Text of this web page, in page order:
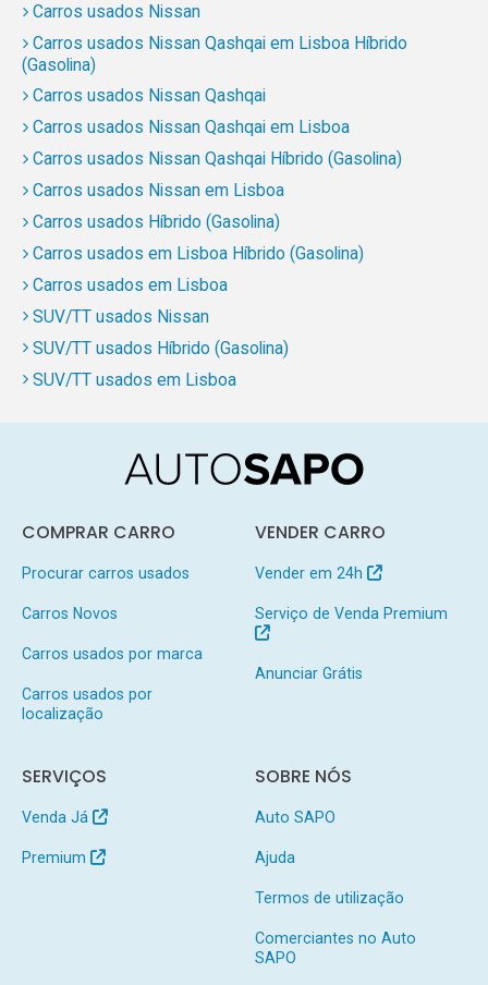
Carros usados Nissan
Carros usados Nissan Qashqai em Lisboa Híbrido
(Gasolina)
Carros usados Nissan Qashqai
Carros usados Nissan Qashqai em Lisboa
Carros usados Nissan Qashqai Híbrido (Gasolina)
Carros usados Nissan em Lisboa
Carros usados Híbrido (Gasolina)
Carros usados em Lisboa Híbrido (Gasolina)
Carros usados em Lisboa
SUV/TT usados Nissan
SUV/TT usados Híbrido (Gasolina)
SUV/TT usados em Lisboa
COMPRAR CARRO
Procurar carros usados
Carros Novos
Carros usados por marca
Carros usados por
localização
VENDER CARRO
Vender em 24h
Serviço de Venda Premium
Anunciar Grátis
SERVIÇOS
Venda Já
Premium
SOBRE NÓS
Auto SAPO
Ajuda
Termos de utilização
Comerciantes no Auto
SAPO